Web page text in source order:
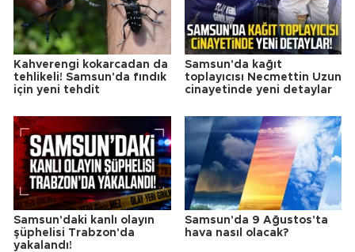
Kahverengi kokarcadan da
tehlikeli! Samsun'da fındık
için yeni tehdit
Samsun'da kağıt
toplayıcısı Necmettin Uzun
cinayetinde yeni detaylar
Samsun'daki kanlı olayın
şüphelisi Trabzon'da
yakalandı!
Samsun'da 9 Ağustos'ta
hava nasıl olacak?